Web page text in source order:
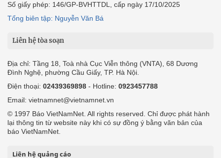
Số giấy phép: 146/GP-BVHTTDL, cấp ngày 17/10/2025
Tổng biên tập: Nguyễn Văn Bá
Liên hệ tòa soạn
Địa chỉ: Tầng 18, Toà nhà Cục Viễn thông (VNTA), 68 Dương
Đình Nghệ, phường Cầu Giấy, TP. Hà Nội.
Điện thoại: 02439369898 - Hotline: 0923457788
Email: vietnamnet@vietnamnet.vn
© 1997 Báo VietNamNet. All rights reserved. Chỉ được phát hành
lại thông tin từ website này khi có sự đồng ý bằng văn bản của
báo VietNamNet.
Liên hệ quảng cáo